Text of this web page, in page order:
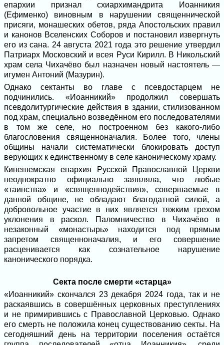
епархии признал схиархимандрита Иоанникия
(Ефименко) виновным в нарушении священнической
присяги, монашеских обетов, ряда Апостольских правил
и канонов Вселенских Соборов и постановил извергнуть
его из сана. 24 августа 2021 года это решение утвердил
Патриарх Московский и всея Руси Кирилл. В Никольский
храм села Чихачёво был назначен новый настоятель —
игумен Антоний (Мазурин).
Однако сектанты во главе с псевдостарцем не
подчинились. «Иоанникий» продолжил совершать
псевдолитургические действия в здании, стилизованном
под храм, специально возведённом его последователями
в том же селе, но построенном без какого-либо
благословения священноначалия. Более того, члены
общины начали систематически блокировать доступ
верующих к единственному в селе каноническому храму.
Кинешемская епархия Русской Православной Церкви
неоднократно официально заявляла, что любые
«таинства» и «священнодействия», совершаемые в
данной общине, не обладают благодатной силой, а
добровольное участие в них является тяжким грехом
уклонения в раскол. Паломничество в Чихачёво в
незаконный «монастырь» находится под прямым
запретом священноначалия, и его совершение
расценивается как сознательное нарушение
канонического порядка.
Секта после смерти «старца»
«Иоанникий» скончался 23 декабря 2024 года, так и не
раскаявшись в совершённых церковных преступлениях
и не примирившись с Православной Церковью. Однако
его смерть не положила конец существованию секты. На
сегодняшний день на территории поселения остаётся